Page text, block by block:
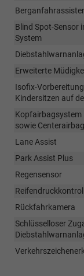
Blind Spot-Sensor
System
Erweiterte
Isofix-
Kindersitzen auf
Kopfairbagsystem
sowie
Lane Assist
Park Assist Plus
Regensensor
Rückfahrkamera
Schlüsselloser